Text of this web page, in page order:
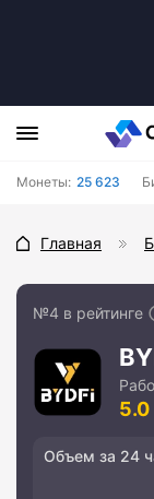
Монеты: 25 623
Главная
№4 в рейтинге
5.0
Объем за 24